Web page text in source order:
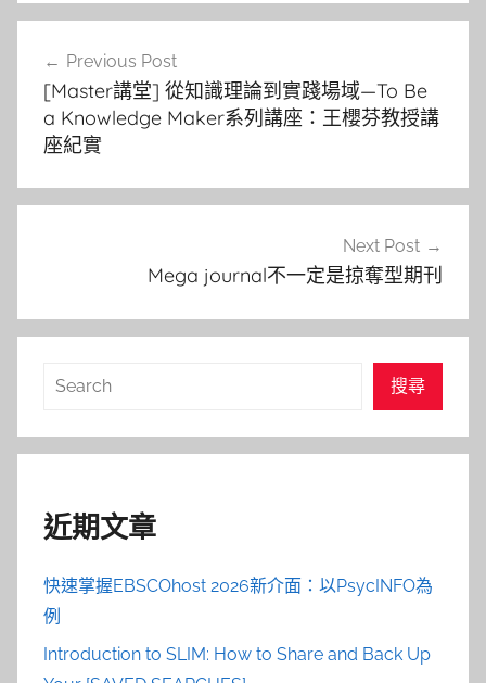
覽
Previous Post
[Master講堂] 從知識理論到實踐場域—To Be
a Knowledge Maker系列講座：王櫻芬教授講
座紀實
Next Post
Mega journal不一定是掠奪型期刊
搜
搜尋
近期文章
快速掌握EBSCOhost 2026新介面：以PsycINFO為
例
Introduction to SLIM: How to Share and Back Up